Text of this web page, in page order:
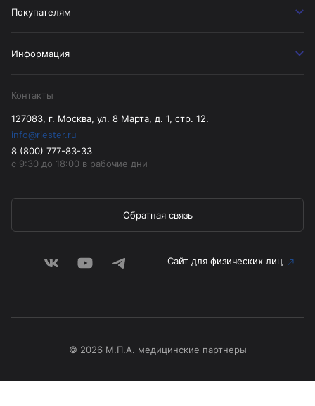
Покупателям
Информация
Контакты
127083, г. Москва, ул. 8 Марта, д. 1, стр. 12.
info@riester.ru
8 (800) 777-83-33
с 9:30 до 18:00 в рабочие дни
Обратная связь
Сайт для физических лиц
© 2026 М.П.А. медицинские партнеры